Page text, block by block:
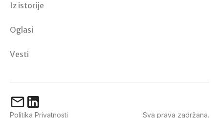
Iz istorije
Oglasi
Vesti
Politika Privatnosti Sva prava zadržana.